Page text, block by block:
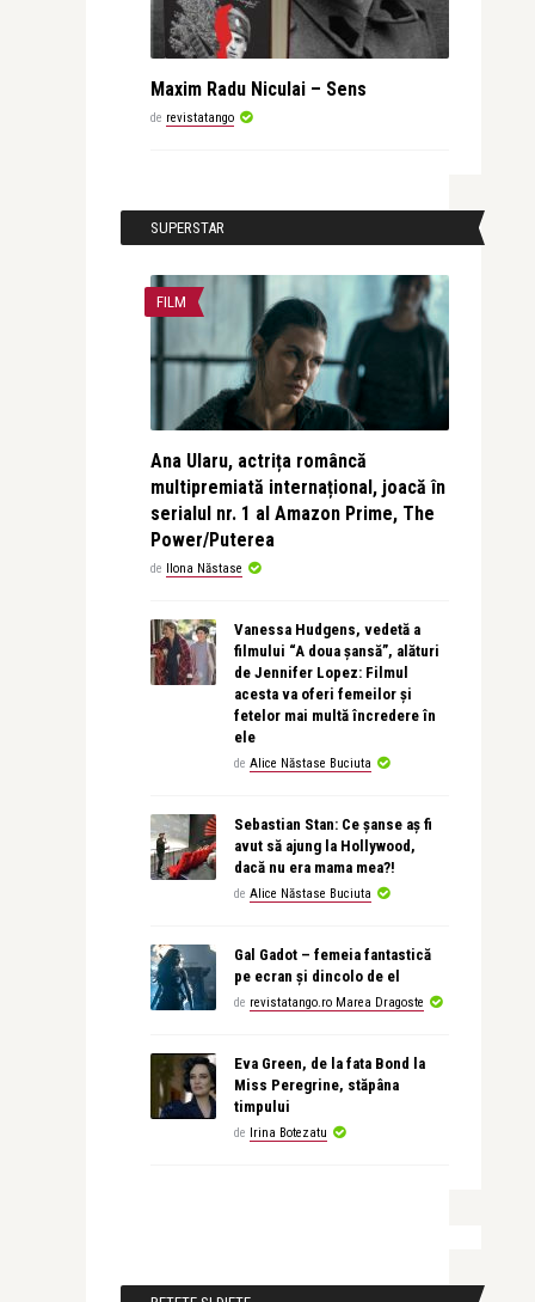
Maxim Radu Niculai – Sens
de revistatango
SUPERSTAR
FILM
Ana Ularu, actrița româncă
multipremiată internațional, joacă în
serialul nr. 1 al Amazon Prime, The
Power/Puterea
de Ilona Năstase
Vanessa Hudgens, vedetă a
filmului “A doua șansă”, alături
de Jennifer Lopez: Filmul
acesta va oferi femeilor și
fetelor mai multă încredere în
ele
de Alice Năstase Buciuta
Sebastian Stan: Ce șanse aș fi
avut să ajung la Hollywood,
dacă nu era mama mea?!
de Alice Năstase Buciuta
Gal Gadot – femeia fantastică
pe ecran și dincolo de el
de revistatango.ro Marea Dragoste
Eva Green, de la fata Bond la
Miss Peregrine, stăpâna
timpului
de Irina Botezatu